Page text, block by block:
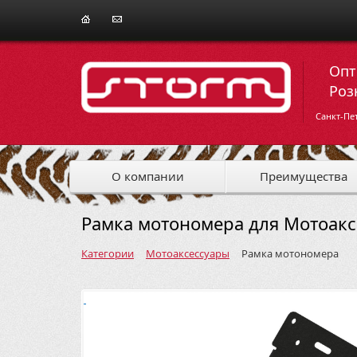
Опт
Санкт-
О компании Преимущества
Рамка мотономера для
Категории Мотоаксессуары Рамка мотономера